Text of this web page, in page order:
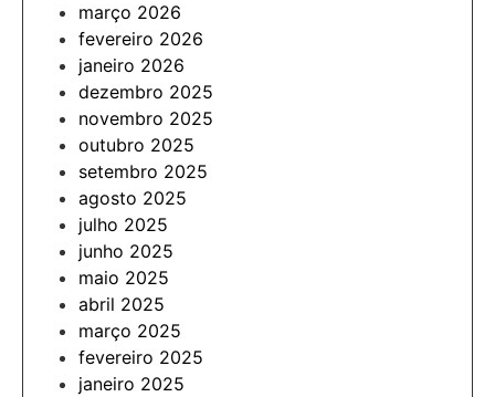
março 2026
fevereiro 2026
janeiro 2026
dezembro 2025
novembro 2025
outubro 2025
setembro 2025
agosto 2025
julho 2025
junho 2025
maio 2025
abril 2025
março 2025
fevereiro 2025
janeiro 2025